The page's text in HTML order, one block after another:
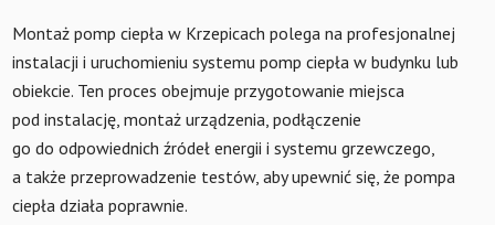
Montaż pomp ciepła w Krzepicach polega na profesjonalnej
instalacji i uruchomieniu systemu pomp ciepła w budynku lub
obiekcie. Ten proces obejmuje przygotowanie miejsca
pod instalację, montaż urządzenia, podłączenie
go do odpowiednich źródeł energii i systemu grzewczego,
a także przeprowadzenie testów, aby upewnić się, że pompa
ciepła działa poprawnie.